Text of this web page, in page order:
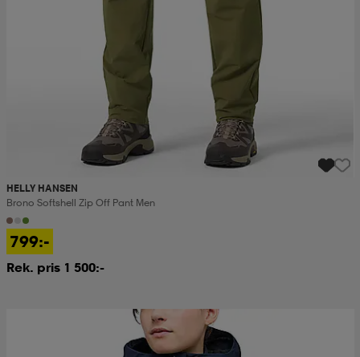
HELLY HANSEN
Brono Softshell Zip Off Pant Men
799:-
Rek. pris 1 500:-